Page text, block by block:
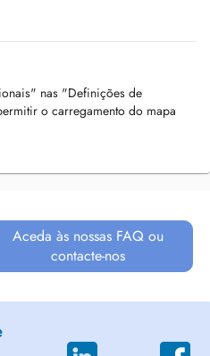
nas "Definições de
o carregamento do mapa
Aceda às nossas FAQ ou
contacte-nos